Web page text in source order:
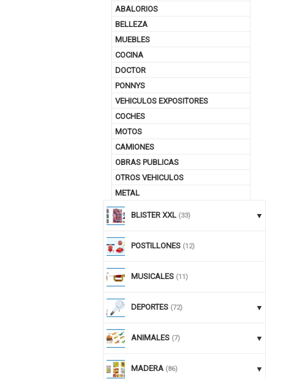
ABALORIOS
BELLEZA
MUEBLES
COCINA
DOCTOR
PONNYS
VEHICULOS EXPOSITORES
COCHES
MOTOS
CAMIONES
OBRAS PUBLICAS
OTROS VEHICULOS
METAL
BLISTER XXL (33)
POSTILLONES (12)
MUSICALES (11)
DEPORTES (72)
ANIMALES (7)
MADERA (86)